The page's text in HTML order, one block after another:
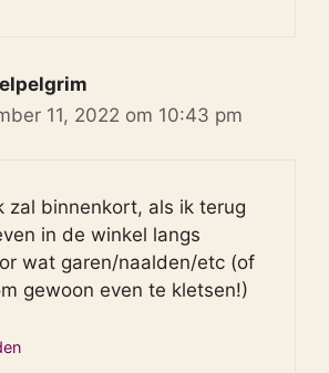
11, 2022 om 10:43 pm
zal binnenkort, als ik terug
in de winkel langs
wat garen/naalden/etc (of
gewoon even te kletsen!)